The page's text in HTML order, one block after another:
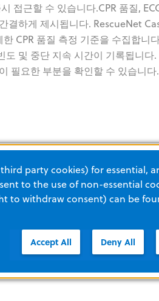
접근할 수 있습니다.CPR 품질,
결하게 제시됩니다. RescueNet
CPR 품질 측정 기준을 수집합니
및 중단 지속 시간이 기록됩니
필요한 부분을 확인할 수 있습니다.
통해 전체Code 레코드를 생성할
정확히 기록해야 합니다. 하지만
party cookies) for essential,
to the use of non-essential
to withdraw consent) can be
Accept All Deny All